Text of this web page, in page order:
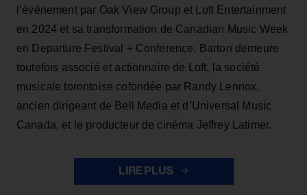
l’événement par Oak View Group et Loft Entertainment
en 2024 et sa transformation de Canadian Music Week
en Departure Festival + Conference. Barton demeure
toutefois associé et actionnaire de Loft, la société
musicale torontoise cofondée par Randy Lennox,
ancien dirigeant de Bell Media et d’Universal Music
Canada, et le producteur de cinéma Jeffrey Latimer.
LIRE PLUS